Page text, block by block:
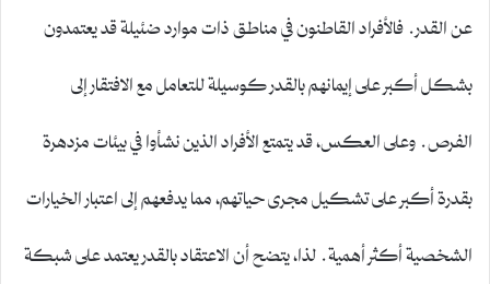
عن القدر. فالأفراد القاطنون في مناطق ذات موارد ضئيلة قد يعتمدون
بشكل أكبر على إيمانهم بالقدر كوسيلة للتعامل مع الافتقار إلى
الفرص. وعلى العكس، قد يتمتع الأفراد الذين نشأوا في بيئات مزدهرة
بقدرة أكبر على تشكيل مجرى حياتهم، مما يدفعهم إلى اعتبار الخيارات
الشخصية أكثر أهمية. لذا، يتضح أن الاعتقاد بالقدر يعتمد على شبكة